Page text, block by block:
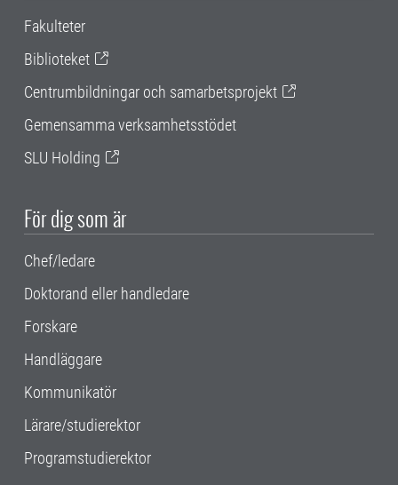
Fakulteter
Biblioteket
Centrumbildningar och samarbetsprojekt
Gemensamma verksamhetsstödet
SLU Holding
För dig som är
Chef/ledare
Doktorand eller handledare
Forskare
Handläggare
Kommunikatör
Lärare/studierektor
Programstudierektor